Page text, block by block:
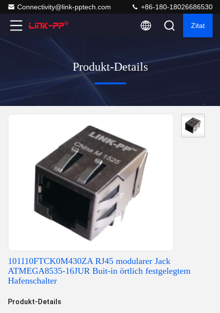
Connectivity@link-pptech.com +86-180-18026686530
Zitat
Produkt-Details
101110FTCK0M430ZA RJ45 modularer Jack
ATMEGA8535-16JUR Buit-in örtlich festgelegtem
Hafenschalter
Produkt-Details